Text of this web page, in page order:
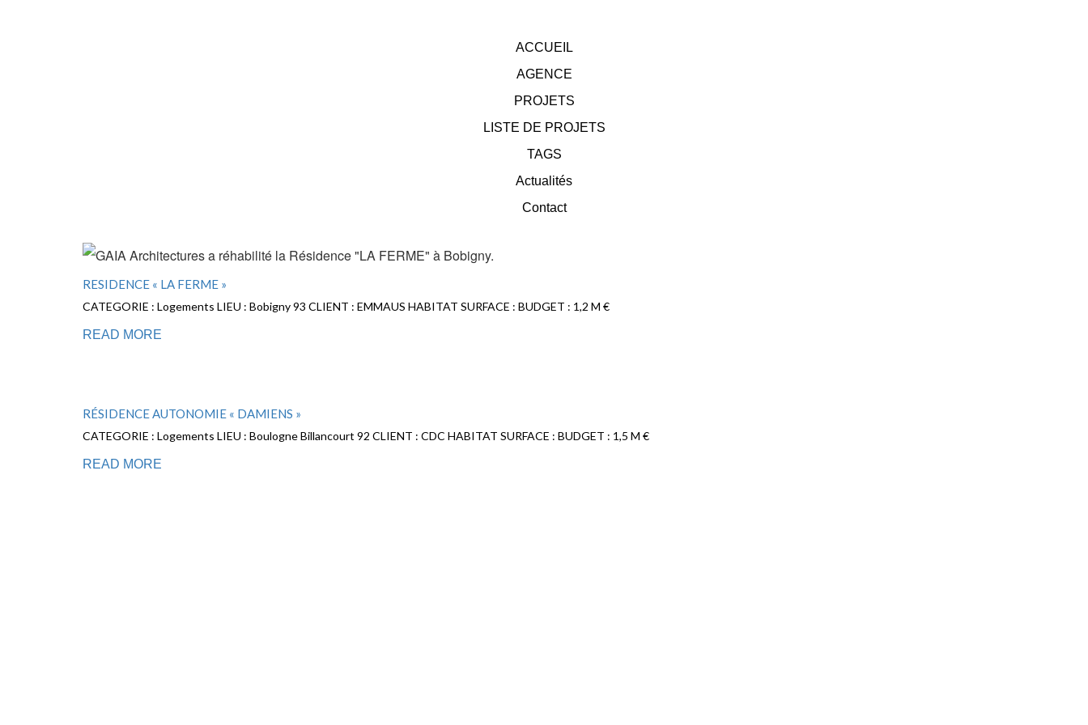
ACCUEIL
AGENCE
PROJETS
LISTE DE PROJETS
TAGS
Actualités
Contact
RESIDENCE « LA FERME »
CATEGORIE : Logements LIEU : Bobigny 93 CLIENT : EMMAUS HABITAT SURFACE : BUDGET : 1,2 M €
READ MORE
RÉSIDENCE AUTONOMIE « DAMIENS »
CATEGORIE : Logements LIEU : Boulogne Billancourt 92 CLIENT : CDC HABITAT SURFACE : BUDGET : 1,5 M €
READ MORE